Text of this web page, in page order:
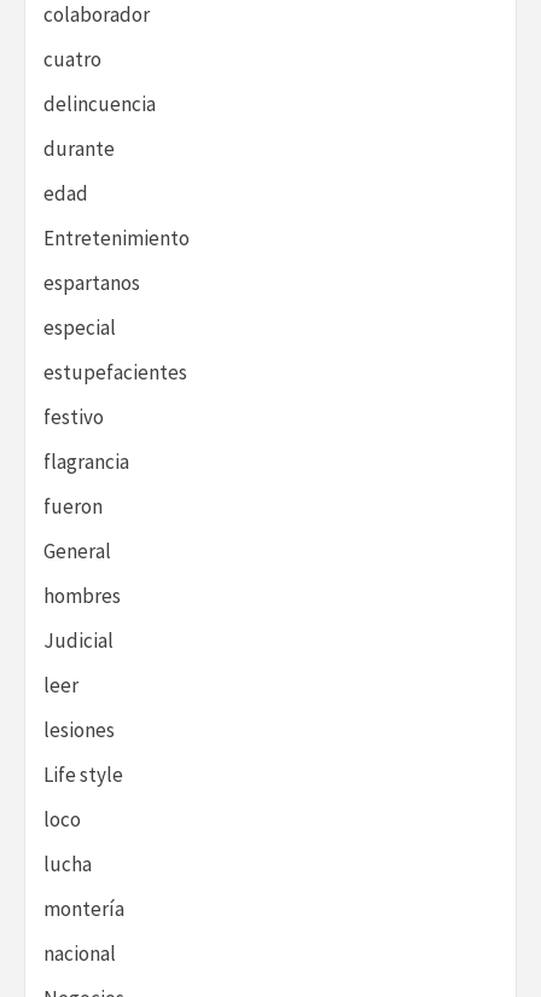
colaborador
cuatro
delincuencia
durante
edad
Entretenimiento
espartanos
especial
estupefacientes
festivo
flagrancia
fueron
General
hombres
Judicial
leer
lesiones
Life style
loco
lucha
montería
nacional